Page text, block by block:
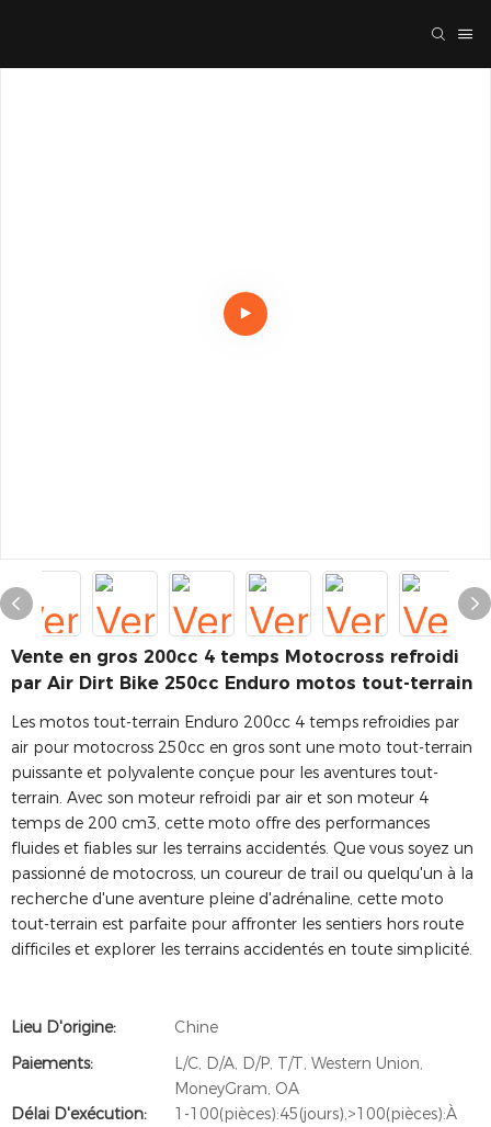
Vente en gros 200cc 4 temps Motocross refroidi
par Air Dirt Bike 250cc Enduro motos tout-terrain
Les motos tout-terrain Enduro 200cc 4 temps refroidies par
air pour motocross 250cc en gros sont une moto tout-terrain
puissante et polyvalente conçue pour les aventures tout-
terrain. Avec son moteur refroidi par air et son moteur 4
temps de 200 cm3, cette moto offre des performances
fluides et fiables sur les terrains accidentés. Que vous soyez un
passionné de motocross, un coureur de trail ou quelqu'un à la
recherche d'une aventure pleine d'adrénaline, cette moto
tout-terrain est parfaite pour affronter les sentiers hors route
difficiles et explorer les terrains accidentés en toute simplicité.
Lieu D'origine:
Chine
Paiements:
L/C, D/A, D/P, T/T, Western Union,
MoneyGram, OA
Délai D'exécution:
1-100(pièces):45(jours),>100(pièces):À